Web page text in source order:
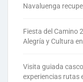
Navaluenga
Fiesta del Camino
Alegría y Cultura
Visita guiada
experiencias rutas